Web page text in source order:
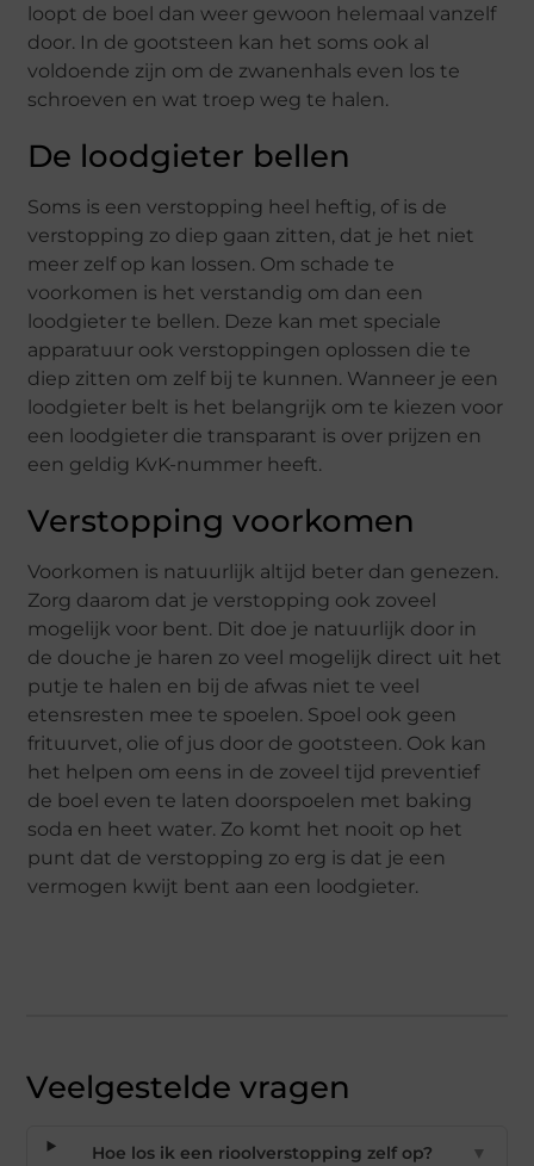
loopt de boel dan weer gewoon helemaal vanzelf
door. In de gootsteen kan het soms ook al
voldoende zijn om de zwanenhals even los te
schroeven en wat troep weg te halen.
De loodgieter bellen
Soms is een verstopping heel heftig, of is de
verstopping zo diep gaan zitten, dat je het niet
meer zelf op kan lossen. Om schade te
voorkomen is het verstandig om dan een
loodgieter te bellen. Deze kan met speciale
apparatuur ook verstoppingen oplossen die te
diep zitten om zelf bij te kunnen. Wanneer je een
loodgieter belt is het belangrijk om te kiezen voor
een loodgieter die transparant is over prijzen en
een geldig KvK-nummer heeft.
Verstopping voorkomen
Voorkomen is natuurlijk altijd beter dan genezen.
Zorg daarom dat je verstopping ook zoveel
mogelijk voor bent. Dit doe je natuurlijk door in
de douche je haren zo veel mogelijk direct uit het
putje te halen en bij de afwas niet te veel
etensresten mee te spoelen. Spoel ook geen
frituurvet, olie of jus door de gootsteen. Ook kan
het helpen om eens in de zoveel tijd preventief
de boel even te laten doorspoelen met baking
soda en heet water. Zo komt het nooit op het
punt dat de verstopping zo erg is dat je een
vermogen kwijt bent aan een loodgieter.
Veelgestelde vragen
Hoe los ik een rioolverstopping zelf op? ▼